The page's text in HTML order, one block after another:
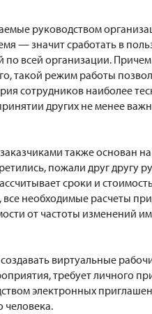
руководством
— значит сработать в
всей организации.
такой режим работы
сотрудников наиболее
других не менее
также основан
пожали друг другу
сроки и
необходимые расчеты
от частоты изменений
виртуальные
требует личного
электронных
человека.